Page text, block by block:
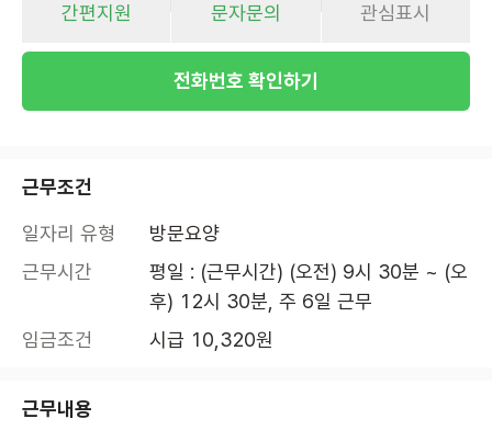
간편지원 문자문의 관심표시
전화번호 확인하기
근무조건
일자리 유형
방문요양
근무시간
평일 : (근무시간) (오전) 9시 30분 ~ (오
후) 12시 30분, 주 6일 근무
임금조건
시급 10,320원
근무내용